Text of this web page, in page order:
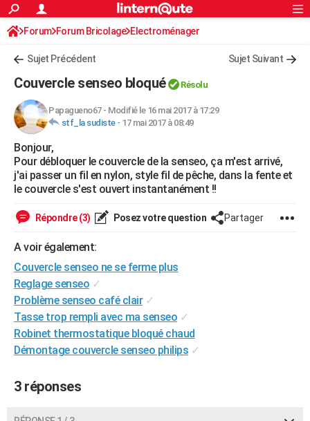
ACTUALITÉS
Politique
Société
Faits Divers
Education
Monde
Villes
+
FINANCE
Retraite
Impôts
Epargne
Immobilier
Risques naturels par ville
Banque
Assurance
Crédit
AUTO
Essais
Réserver un essai
Citadines
Berlines
SUV
Forum auto
+HIGH-TECH
Mobiles
Meilleur smartphone
Internet
Ordinateurs
Jeux vidéo
Guide high-tech
+BRICOLAGE
Forum
Aménagement intérieur
Extérieur
Cuisine
Salle de bains
Jardinage
Rangement
WEEK-END
LIFESTYLE
Art de vivre
Bien-être
Loisirs
Mode
Modes de vie
SANTE
Alimentation
Guide de la santé
Maladies
Médicaments
Sommeil
VOYAGE
Destinations
City break
Voyage nature
Voyage de noces
Forum
Climat
+PHOTO
GUIDES D'ACHAT
BONS PLANS
S'inscrire
Connexion
Forum Forum Bricolage Electroménager
Sujet Précédent Sujet Suivant
Couvercle senseo bloqué Résolu
Papagueno67- Modifié le 16 mai 2017 à 17:29
stf_la sudiste- 17 mai 2017 à 08:49
Bonjour,
Pour débloquer le couvercle de la senseo, ça m'est arrivé,
j'ai passer un fil en nylon, style fil de pêche, dans la fente et
le couvercle s'est ouvert instantanément !!
Répondre (3) Posez votre question Partager
A voir également:
Couvercle senseo ne se ferme plus
Reglage senseo ✓
Problème senseo café clair ✓
Tasse trop rempli avec ma senseo ✓
Robinet thermostatique bloqué chaud
Démontage couvercle senseo philips ✓
3 réponses